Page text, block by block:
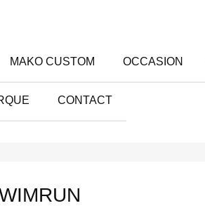
MAKO CUSTOM OCCASION
CONTACT